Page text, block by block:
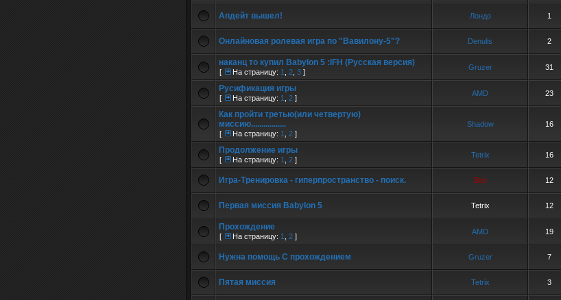
Апдейт вышел! Лондо 1
Онлайновая ролевая игра по "Вавилону-5"? Denulis 2
наканц то купил Babylon 5 :IFH (Русская версия)
[ На страницу: 1 2 3 ]
Gruzer 31
Русификация игры
[ На страницу: 1 2 ]
AMD 23
Как пройти третью(или четвертую)
миссию.................
[ На страницу: 1 2 ]
Shadow 16
Продолжение игры
[ На страницу: 1 2 ]
Tetrix 16
Игра-Тренировка - гиперпространство - поиск. Buh 12
Первая миссия Babylon 5 Tetrix 12
Прохождение
[ На страницу: 1 2 ]
AMD 19
Нужна помощь С прохождением Gruzer 7
Пятая миссия Tetrix 3